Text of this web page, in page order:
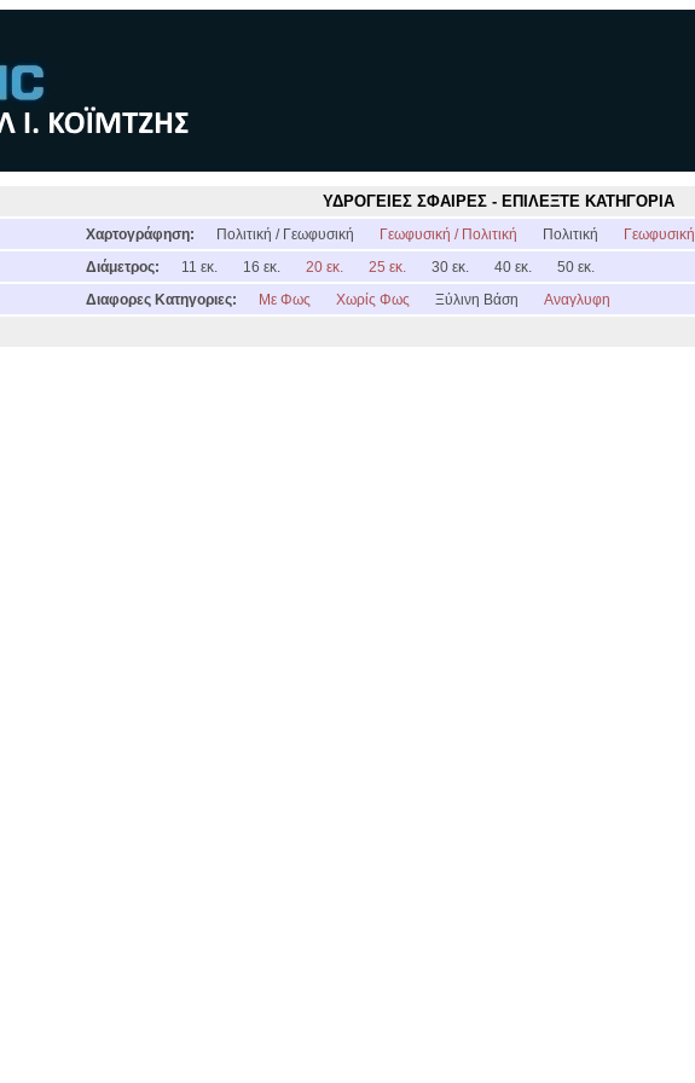
ΥΔΡΟΓΕΙΕΣ ΣΦΑΙΡΕΣ - ΕΠΙΛΕΞΤΕ ΚΑΤΗΓΟΡΙΑ
Χαρτογράφηση: Πολιτική / Γεωφυσική Γεωφυσική / Πολιτική Πολιτική Γεωφυσική
Διάμετρος:
11 εκ. 16 εκ. 20 εκ. 25 εκ. 30 εκ. 40 εκ.
50 εκ.
Διαφορες Κατηγοριες:
Με Φως Χωρίς Φως Ξύλινη Βάση Αναγλυφη